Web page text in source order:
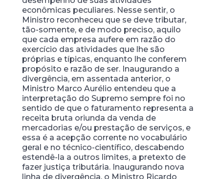
econômicas peculiares. Nesse sentir, o
Ministro reconheceu que se deve tributar,
tão-somente, e de modo preciso, aquilo
que cada empresa aufere em razão do
exercício das atividades que lhe são
próprias e típicas, enquanto lhe conferem
propósito e razão de ser. Inaugurando a
divergência, em assentada anterior, o
Ministro Marco Aurélio entendeu que a
interpretação do Supremo sempre foi no
sentido de que o faturamento representa a
receita bruta oriunda da venda de
mercadorias e/ou prestação de serviços, e
essa é a acepção corrente no vocabulário
geral e no técnico-científico, descabendo
estendê-la a outros limites, a pretexto de
fazer justiça tributária. Inaugurando nova
linha de divergência, o Ministro Ricardo